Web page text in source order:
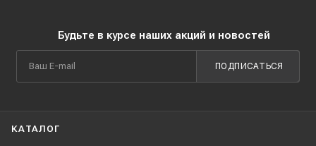
Будьте в курсе наших акций и новостей
ПОДПИСАТЬСЯ
КАТАЛОГ